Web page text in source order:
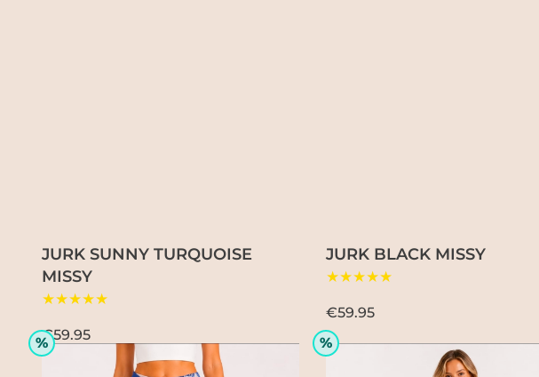
JURK SUNNY TURQUOISE
MISSY
★★★★★
€59.95
JURK BLACK MISSY
★★★★★
€59.95
%
%